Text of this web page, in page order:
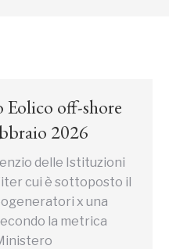
off-shore
2026
delle Istituzioni
cui è sottoposto il
x una
la metrica